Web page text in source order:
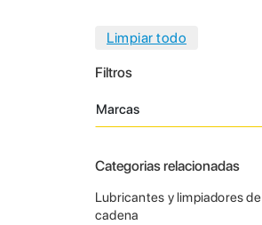
Filtros
Marcas
Categorias relacionadas
Lubricantes y limpiadores de
cadena